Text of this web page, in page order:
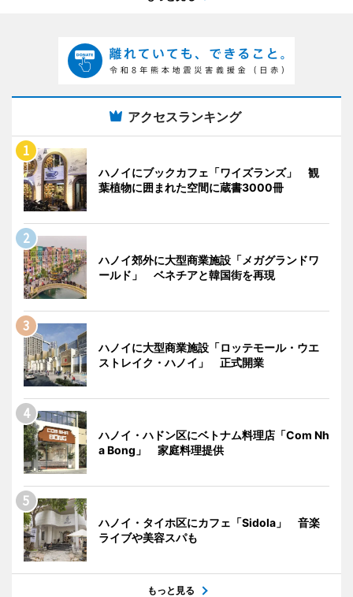
アクセスランキング
ハノイにブックカフェ「ワイズランズ」 観
葉植物に囲まれた空間に蔵書3000冊
ハノイ郊外に大型商業施設「メガグランドワ
ールド」 ベネチアと韓国街を再現
ハノイに大型商業施設「ロッテモール・ウエ
ストレイク・ハノイ」 正式開業
ハノイ・ハドン区にベトナム料理店「Com Nh
a Bong」 家庭料理提供
ハノイ・タイホ区にカフェ「Sidola」 音楽
ライブや美容スパも
もっと見る